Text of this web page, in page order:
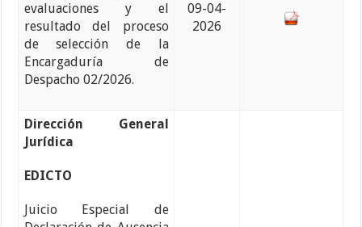
evaluaciones y el
resultado del proceso
de selección de la
Encargaduría de
Despacho 02/2026.
09-04-
2026
Dirección General
Jurídica
EDICTO
Juicio Especial de